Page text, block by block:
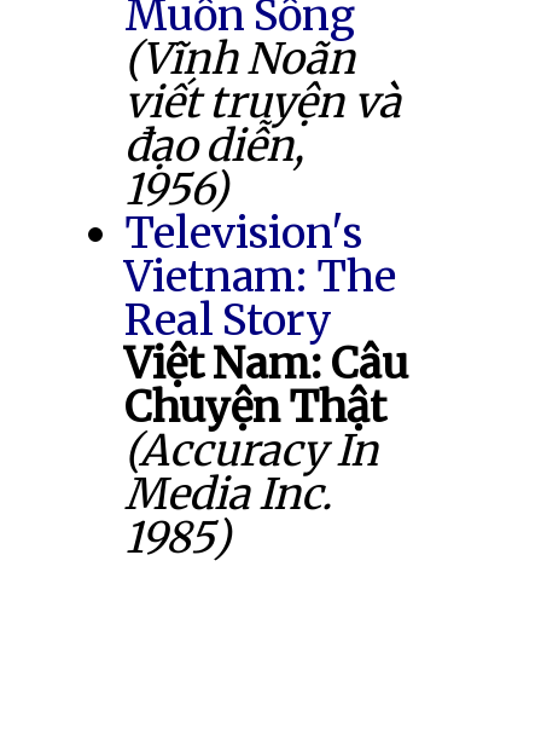
Muốn Sống
(Vĩnh Noãn
viết truyện và
đạo diễn,
1956)
Television's
Vietnam: The
Real Story
Việt Nam: Câu
Chuyện Thật
(Accuracy In
Media Inc.
1985)